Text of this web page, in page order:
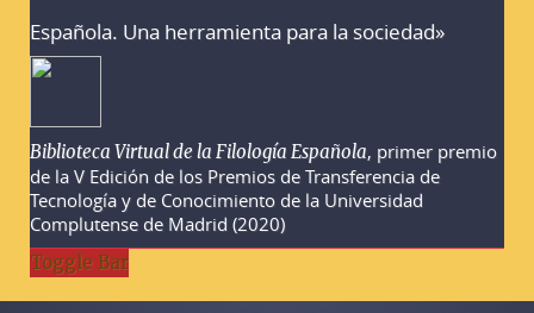
Española. Una herramienta para la sociedad»
Biblioteca Virtual de la Filología Española, primer premio
de la V Edición de los Premios de Transferencia de
Tecnología y de Conocimiento de la Universidad
Complutense de Madrid (2020)
Toggle Bar